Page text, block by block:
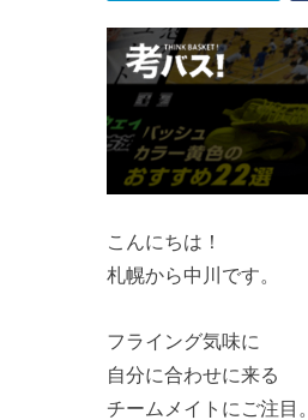
こんにちは！
札幌から中川です。
フライング気味に
自分に合わせに来る
チームメイトにご注目。